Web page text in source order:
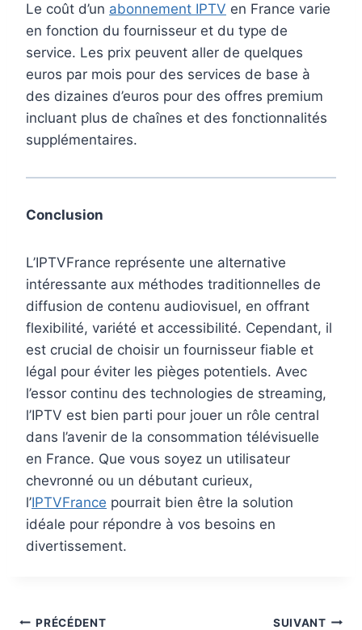
Le coût d’un abonnement IPTV en France varie
en fonction du fournisseur et du type de
service. Les prix peuvent aller de quelques
euros par mois pour des services de base à
des dizaines d’euros pour des offres premium
incluant plus de chaînes et des fonctionnalités
supplémentaires.
Conclusion
L’IPTVFrance représente une alternative
intéressante aux méthodes traditionnelles de
diffusion de contenu audiovisuel, en offrant
flexibilité, variété et accessibilité. Cependant, il
est crucial de choisir un fournisseur fiable et
légal pour éviter les pièges potentiels. Avec
l’essor continu des technologies de streaming,
l’IPTV est bien parti pour jouer un rôle central
dans l’avenir de la consommation télévisuelle
en France. Que vous soyez un utilisateur
chevronné ou un débutant curieux,
l’IPTVFrance pourrait bien être la solution
idéale pour répondre à vos besoins en
divertissement.
PRÉCÉDENT SUIVANT